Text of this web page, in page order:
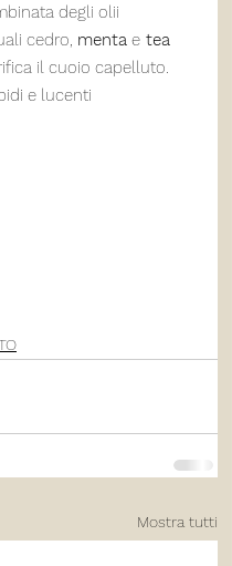
degli olii
cedro, menta e tea
il cuoio capelluto.
e lucenti
Mostra tutti